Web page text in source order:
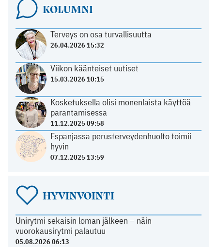
KOLUMNI
Terveys on osa turvallisuutta
26.04.2026 15:32
Viikon käänteiset uutiset
15.03.2026 10:15
Kosketuksella olisi monenlaista käyttöä
parantamisessa
11.12.2025 09:58
Espanjassa perusterveydenhuolto toimii
hyvin
07.12.2025 13:59
HYVINVOINTI
Unirytmi sekaisin loman jälkeen – näin
vuorokausirytmi palautuu
05.08.2026 06:13